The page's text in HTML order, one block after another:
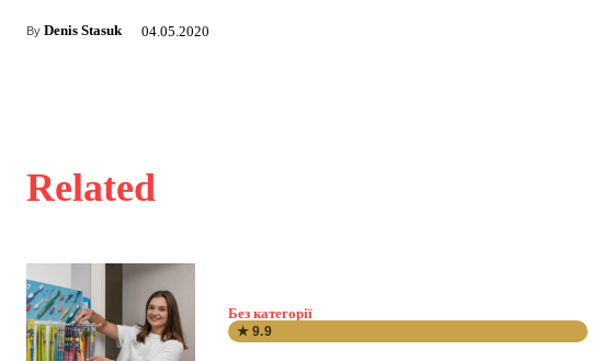
By Denis Stasuk 04.05.2020
Related
Без категорії
★ 9.9